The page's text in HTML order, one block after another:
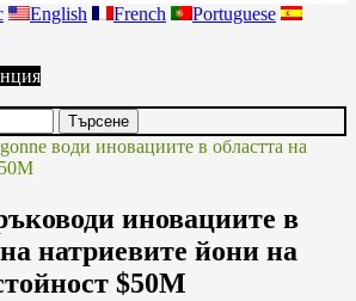
English French
Portuguese
води иновациите в областта на
иновациите в
натриевите йони на
$50M